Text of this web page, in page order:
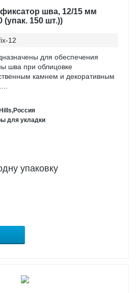
шва, 12/15 мм
(упак. 150 шт.))
12
для обеспечения
шва при облицовке
камнем и декоративным
для укладки
упаковку